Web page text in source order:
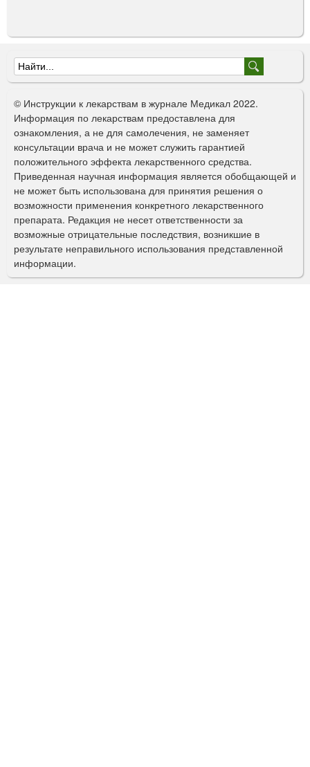
Ф
о
р
м
а
п
о
и
с
к
© Инструкции к лекарствам в журнале Медикал 2022.
Информация по лекарствам предоставлена для
ознакомления, а не для самолечения, не заменяет
консультации врача и не может служить гарантией
положительного эффекта лекарственного средства.
Приведенная научная информация является обобщающей и
не может быть использована для принятия решения о
возможности применения конкретного лекарственного
препарата. Редакция не несет ответственности за
возможные отрицательные последствия, возникшие в
результате неправильного использования представленной
информации.